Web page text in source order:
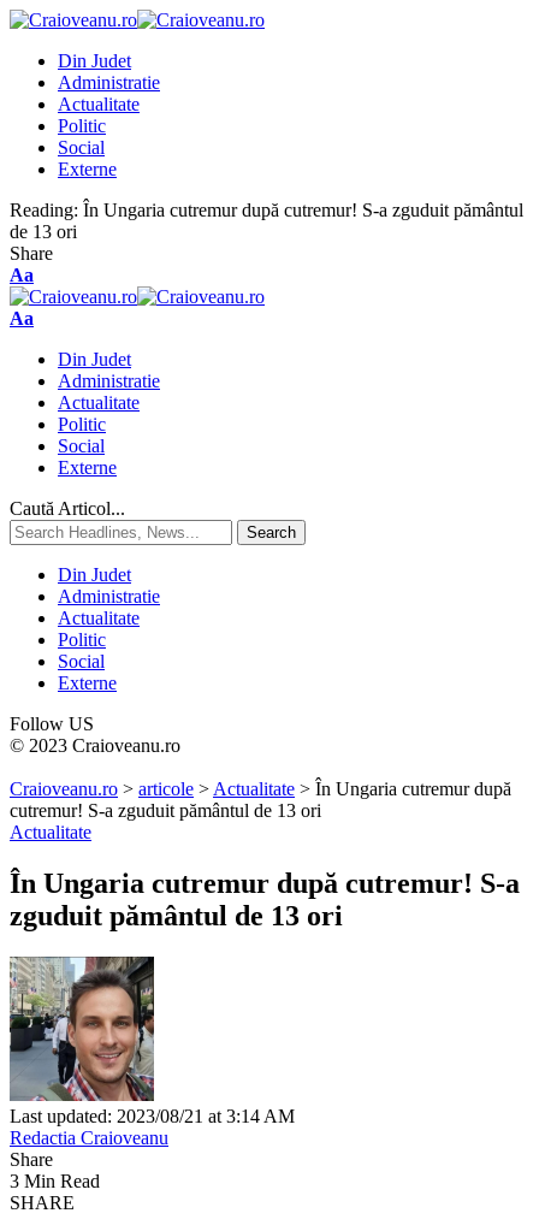
Din Judet
Administratie
Actualitate
Politic
Social
Externe
Reading: În Ungaria cutremur după cutremur! S-a zguduit pământul
de 13 ori
Share
Aa
Aa
Din Judet
Administratie
Actualitate
Politic
Social
Externe
Caută Articol...
Din Judet
Administratie
Actualitate
Politic
Social
Externe
Follow US
© 2023 Craioveanu.ro
Craioveanu.ro > articole > Actualitate > În Ungaria cutremur după
cutremur! S-a zguduit pământul de 13 ori
Actualitate
În Ungaria cutremur după cutremur! S-a
zguduit pământul de 13 ori
Last updated: 2023/08/21 at 3:14 AM
Redactia Craioveanu
Share
3 Min Read
SHARE